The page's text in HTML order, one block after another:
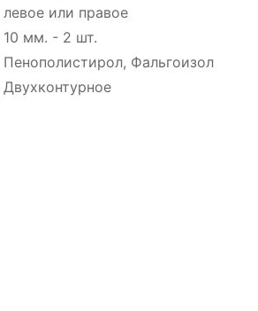
левое или правое
10 мм. - 2 шт.
Пенополистирол, Фальгоизол
Двухконтурное